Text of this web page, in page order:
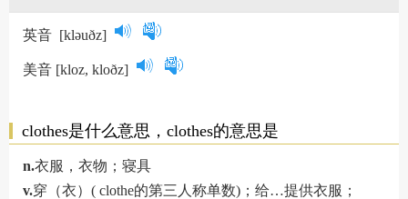
英音 [kləuðz]
美音 [kloz, kloðz]
clothes是什么意思，clothes的意思是
n.衣服，衣物；寝具
v.穿（衣）( clothe的第三人称单数)；给…提供衣服；